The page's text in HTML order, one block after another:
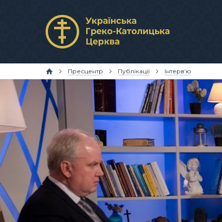
Пресцентр Публікації Інтерв’ю